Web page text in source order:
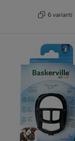
6 varianti